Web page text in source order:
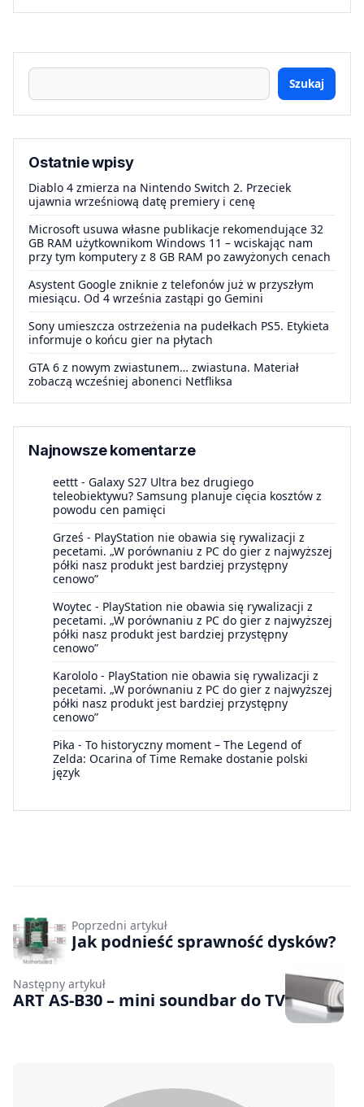
Szukaj
Ostatnie wpisy
Diablo 4 zmierza na Nintendo Switch 2. Przeciek
ujawnia wrześniową datę premiery i cenę
Microsoft usuwa własne publikacje rekomendujące 32
GB RAM użytkownikom Windows 11 – wciskając nam
przy tym komputery z 8 GB RAM po zawyżonych cenach
Asystent Google zniknie z telefonów już w przyszłym
miesiącu. Od 4 września zastąpi go Gemini
Sony umieszcza ostrzeżenia na pudełkach PS5. Etykieta
informuje o końcu gier na płytach
GTA 6 z nowym zwiastunem… zwiastuna. Materiał
zobaczą wcześniej abonenci Netfliksa
Najnowsze komentarze
eettt - Galaxy S27 Ultra bez drugiego
teleobiektywu? Samsung planuje cięcia kosztów z
powodu cen pamięci
Grześ - PlayStation nie obawia się rywalizacji z
pecetami. „W porównaniu z PC do gier z najwyższej
półki nasz produkt jest bardziej przystępny
cenowo”
Woytec - PlayStation nie obawia się rywalizacji z
pecetami. „W porównaniu z PC do gier z najwyższej
półki nasz produkt jest bardziej przystępny
cenowo”
Karololo - PlayStation nie obawia się rywalizacji z
pecetami. „W porównaniu z PC do gier z najwyższej
półki nasz produkt jest bardziej przystępny
cenowo”
Pika - To historyczny moment – The Legend of
Zelda: Ocarina of Time Remake dostanie polski
język
Poprzedni artykuł
Jak podnieść sprawność dysków?
Następny artykuł
ART AS-B30 – mini soundbar do TV